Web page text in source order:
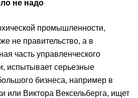
не надо
промышленности,
не правительство, а в
часть управленческого
испытывает серьезные
бизнеса, например в
или Виктора Вексельберга, ищет